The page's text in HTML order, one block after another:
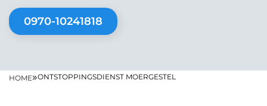
0970-10241818
HOME»ONTSTOPPINGSDIENST MOERGESTEL